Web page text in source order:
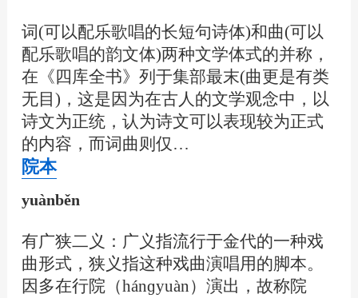
词(可以配乐歌唱的长短句诗体)和曲(可以
配乐歌唱的韵文体)两种文学体式的并称，
在《四库全书》列于集部最末(曲更是有类
无目)，这是因为在古人的文学观念中，以
诗文为正统，认为诗文可以表现较为正式
的内容，而词曲则仅…
院本
yuànběn
有广狭二义：广义指流行于金代的一种戏
曲形式，狭义指这种戏曲演唱用的脚本。
因多在行院（hánɡyuàn）演出，故称院